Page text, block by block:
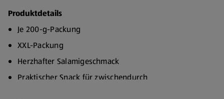
Produktdetails
Je 200-g-Packung
XXL-Packung
Herzhafter Salamigeschmack
Praktischer Snack für zwischendurch